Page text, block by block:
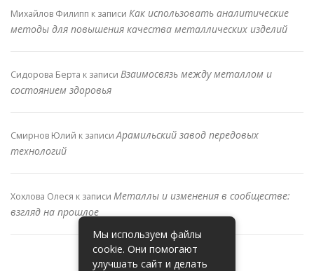
Михайлов Филипп к записи Как использовать аналитические
методы для повышения качества металлических изделий
Сидорова Берта к записи Взаимосвязь между металлом и
состоянием здоровья
Смирнов Юлий к записиАрамильский завод передовых
технологий
Хохлова Олеся к записи Металлы и изменения в сообществе:
взгляд на прошлое
Мы используем файлы
cookie. Они помогают
улучшать сайт и делать